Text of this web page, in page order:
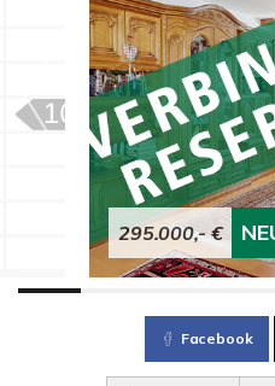
295.000,- €
Facebook